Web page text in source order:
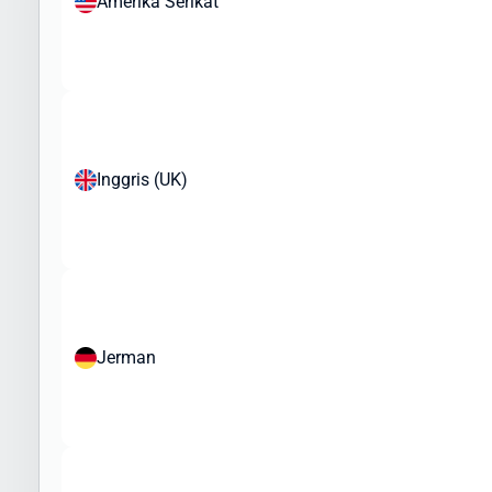
Aksesoris fashion
Perangkat medis
Inggris (UK)
Jerman